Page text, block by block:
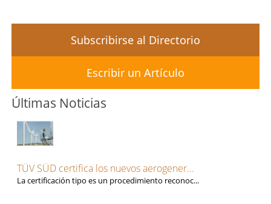
Subscribirse al Directorio
Escribir un Artículo
Últimas Noticias
TÜV SÜD certifica los nuevos aerogener...
La certificación tipo es un procedimiento reconoc...